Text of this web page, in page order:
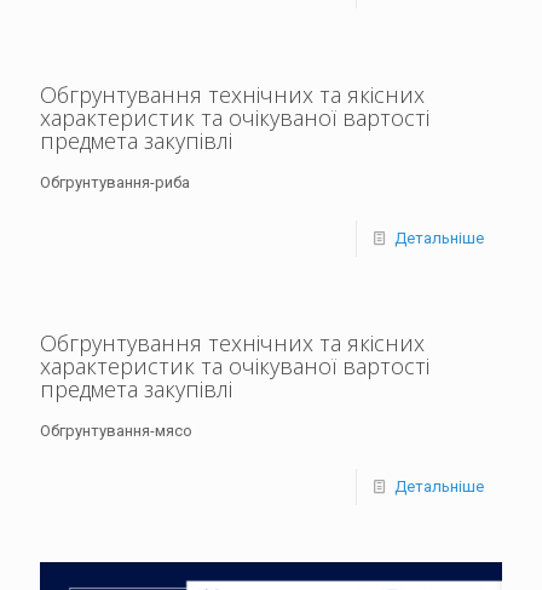
Обгрунтування технічних та якісних
характеристик та очікуваної вартості
предмета закупівлі
Обгрунтування-риба
Детальніше
Обгрунтування технічних та якісних
характеристик та очікуваної вартості
предмета закупівлі
Обгрунтування-мясо
Детальніше